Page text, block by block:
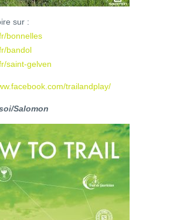
sur :
bonnelles
bandol
saint-gelven
trailandplay/
Salomon